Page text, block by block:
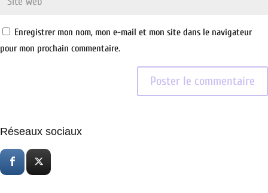
Enregistrer mon nom, mon e-mail et mon site dans le navigateur
pour mon prochain commentaire.
Réseaux sociaux